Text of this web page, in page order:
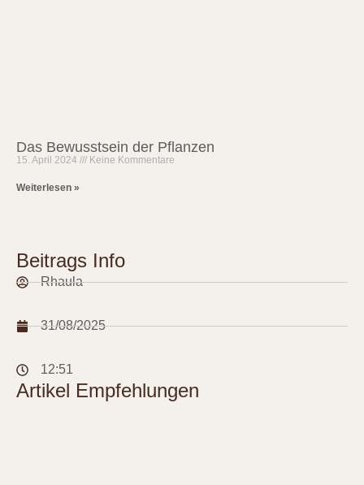
Das Bewusstsein der Pflanzen
15. April 2024 Keine Kommentare
Weiterlesen »
Beitrags Info
Rhaula
31/08/2025
12:51
Artikel Empfehlungen